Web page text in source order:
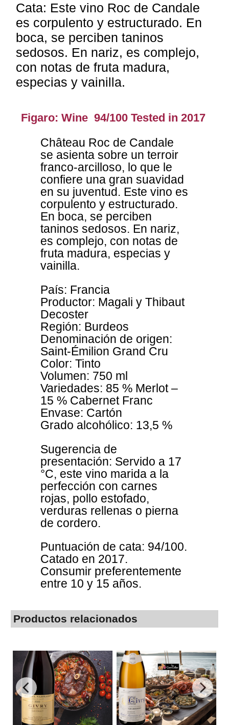
Cata: Este vino Roc de Candale
es corpulento y estructurado. En
boca, se perciben taninos
sedosos. En nariz, es complejo,
con notas de fruta madura,
especias y vainilla.
Figaro: Wine 94/100 Tested in 2017
Château Roc de Candale
se asienta sobre un terroir
franco-arcilloso, lo que le
confiere una gran suavidad
en su juventud. Este vino es
corpulento y estructurado.
En boca, se perciben
taninos sedosos. En nariz,
es complejo, con notas de
fruta madura, especias y
vainilla.
País: Francia
Productor: Magali y Thibaut
Decoster
Región: Burdeos
Denominación de origen:
Saint-Émilion Grand Cru
Color: Tinto
Volumen: 750 ml
Variedades: 85 % Merlot –
15 % Cabernet Franc
Envase: Cartón
Grado alcohólico: 13,5 %
Sugerencia de
presentación: Servido a 17
°C, este vino marida a la
perfección con carnes
rojas, pollo estofado,
verduras rellenas o pierna
de cordero.
Puntuación de cata: 94/100.
Catado en 2017.
Consumir preferentemente
entre 10 y 15 años.
Productos relacionados